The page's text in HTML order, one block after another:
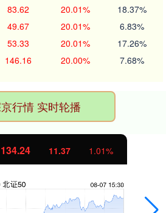
83.62 20.01% 18.37%
49.67 20.01% 6.83%
53.33 20.01% 17.26%
146.16 20.00% 7.68%
行情 实时轮播
11.37 1.01%